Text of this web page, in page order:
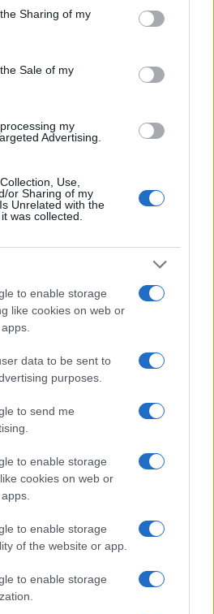
usage behaviour. You may click to
and its third-party tags to
purposes in below Google
Sharing of my
Sale of my
my
Advertising.
Use,
or Sharing of my
Unrelated with the
was collected.
to enable storage
like cookies on web or
data to be sent to
purposes.
to send me
to enable storage
cookies on web or
to enable storage
of the website or app.
to enable storage
in autodromo.